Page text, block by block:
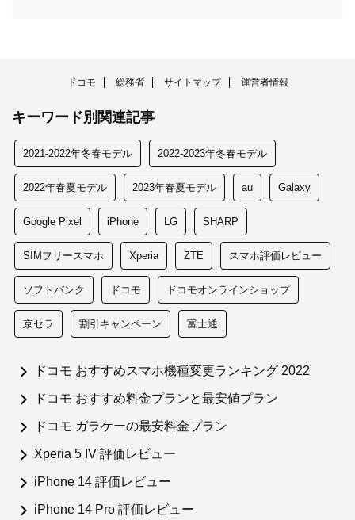
ドコモ 総務省 サイトマップ 運営者情報
キーワード別関連記事
2021-2022年冬春モデル 2022-2023年冬春モデル
2022年春夏モデル 2023年春夏モデル au Galaxy
Google Pixel iPhone LG SHARP
SIMフリースマホ Xperia ZTE スマホ評価レビュー
ソフトバンク ドコモ ドコモオンラインショップ
京セラ 割引キャンペーン 富士通
ドコモ おすすめスマホ機種変更ランキング 2022
ドコモ おすすめ料金プランと最安値プラン
ドコモ ガラケーの最安料金プラン
Xperia 5 IV 評価レビュー
iPhone 14 評価レビュー
iPhone 14 Pro 評価レビュー